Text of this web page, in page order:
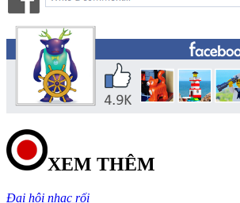
XEM THÊM
Đại hội nhạc rối